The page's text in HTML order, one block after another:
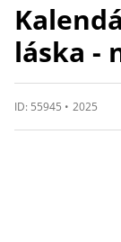
láska -
ID: 55945 • 2025